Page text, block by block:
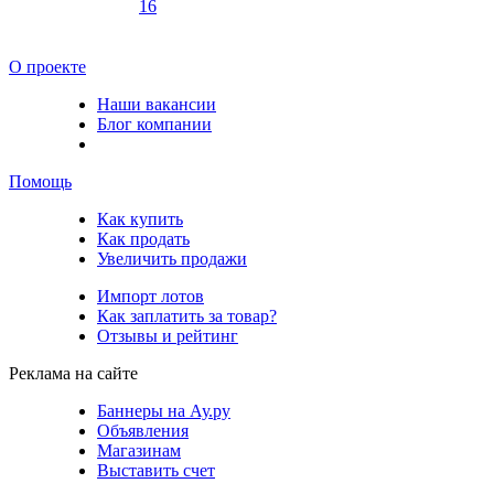
16
О проекте
Наши вакансии
Блог компании
Помощь
Как купить
Как продать
Увеличить продажи
Импорт лотов
Как заплатить за товар?
Отзывы и рейтинг
Реклама на сайте
Баннеры на Ау.ру
Объявления
Магазинам
Выставить счет